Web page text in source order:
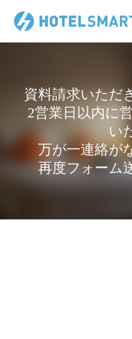
資料請求いただ
2営業日以内に
い
万が一連絡が
再度フォーム